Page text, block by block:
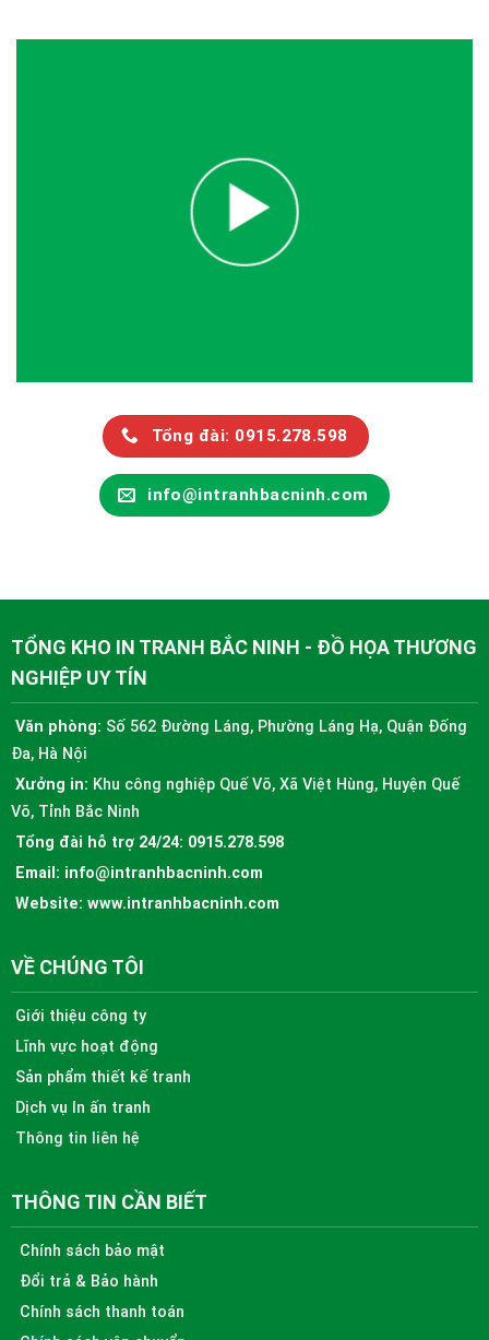
Tổng đài: 0915.278.598
info@intranhbacninh.com
TỔNG KHO IN TRANH BẮC NINH - ĐỒ HỌA THƯƠNG
NGHIỆP UY TÍN
Văn phòng: Số 562 Đường Láng, Phường Láng Hạ, Quận Đống
Đa, Hà Nội
Xưởng in: Khu công nghiệp Quế Võ, Xã Việt Hùng, Huyện Quế
Võ, Tỉnh Bắc Ninh
Tổng đài hỗ trợ 24/24: 0915.278.598
Email: info@intranhbacninh.com
Website: www.intranhbacninh.com
VỀ CHÚNG TÔI
Giới thiệu công ty
Lĩnh vực hoạt động
Sản phẩm thiết kế tranh
Dịch vụ In ấn tranh
Thông tin liên hệ
THÔNG TIN CẦN BIẾT
Chính sách bảo mật
Đổi trả & Bảo hành
Chính sách thanh toán